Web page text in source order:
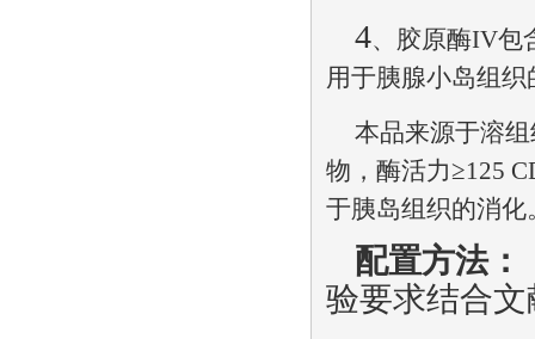
4、胶原酶IV包
用于胰腺小岛组
本品来源于溶
物，酶活力≥125
于胰岛组织的消化
配置方法：
验要求结合